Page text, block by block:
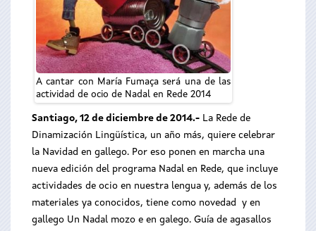
A cantar con María Fumaça será una de las
actividad de ocio de Nadal en Rede 2014
Santiago, 12 de diciembre de 2014.- La Rede de
Dinamización Lingüística, un año más, quiere celebrar
la Navidad en gallego. Por eso ponen en marcha una
nueva edición del programa Nadal en Rede, que incluye
actividades de ocio en nuestra lengua y, además de los
materiales ya conocidos, tiene como novedad y en
gallego Un Nadal mozo e en galego. Guía de agasallos